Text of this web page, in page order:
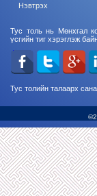
Нэвтрэх
Тус толь нь Мөнхгал
үсгийн тиг хэрэглэж
Тус толийн талаарх